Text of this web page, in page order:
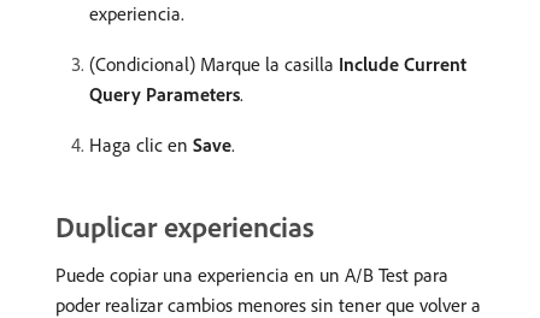
experiencia.
(Condicional) Marque la casilla Include Current
Query Parameters.
Haga clic en Save.
Duplicar experiencias
Puede copiar una experiencia en un A/B Test para
poder realizar cambios menores sin tener que volver a